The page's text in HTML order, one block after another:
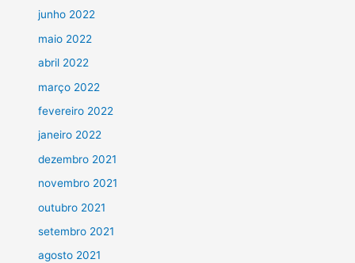
junho 2022
maio 2022
abril 2022
março 2022
fevereiro 2022
janeiro 2022
dezembro 2021
novembro 2021
outubro 2021
setembro 2021
agosto 2021